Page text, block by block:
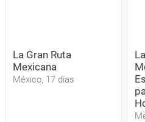
La Gran Ruta
Mexicana
México, 17 días